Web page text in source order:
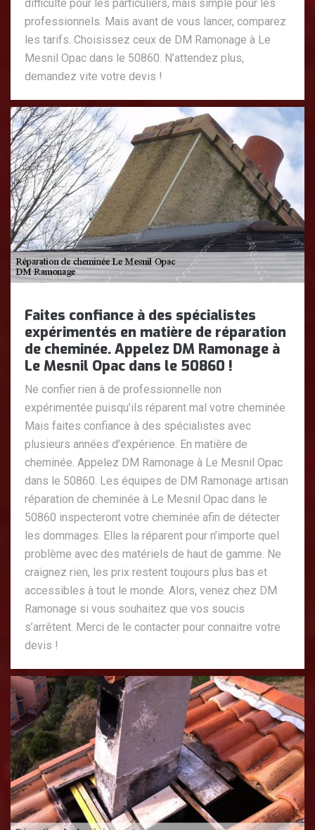
difficulté pour les particuliers, mais simple pour les
professionnels. Mais avant de vous lancer, comparez
les tarifs. Choisissez ceux de DM Ramonage à Le
Mesnil Opac dans le 50860. N’attendez plus,
demandez vite votre devis !
Faites confiance à des spécialistes
expérimentés en matière de réparation
de cheminée. Appelez DM Ramonage à
Le Mesnil Opac dans le 50860 !
Ne confier rien à de professionnelle non
expérimentée puisqu’ils réparent mal votre cheminée.
Mais faites confiance à des spécialistes avec
plusieurs années d’expérience. En matière de
cheminée. Appelez DM Ramonage à Le Mesnil Opac
dans le 50860. Les équipes de DM Ramonage artisan
réparation de cheminée à Le Mesnil Opac dans le
50860 inspecteront votre cheminée afin de détecter
les dommages. Elles la réparent pour n’importe quel
problème avec des matériels de haut de gamme. Ne
craignez rien, les prix restent toujours plus bas et
accessibles à tout le monde. Alors, venez chez DM
Ramonage si vous souhaitez que vos soucis
s’arrêtent. Merci de le contacter pour connaitre votre
devis !